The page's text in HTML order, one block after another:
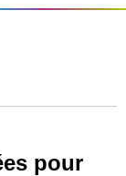
pour